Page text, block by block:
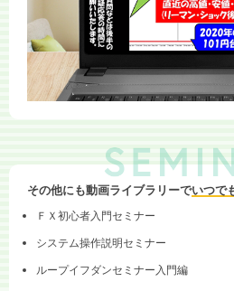
その他にも動画ライブラリーでいつで
ＦＸ初心者入門セミナー
システム操作説明セミナー
ループイフダンセミナー入門編